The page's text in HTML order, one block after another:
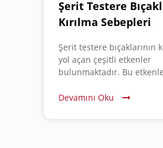
Şerit Testere
Kırılma Sebepleri
Şerit testere bıçaklarının
yol açan çeşitli etkenler
bulunmaktadır. Bu
ömrünü uzatmasına ve
Devamını Oku